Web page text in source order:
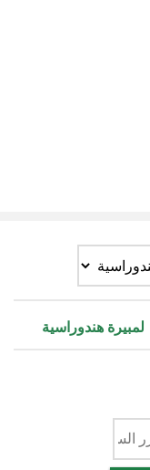
لمبيرة هندوراسية